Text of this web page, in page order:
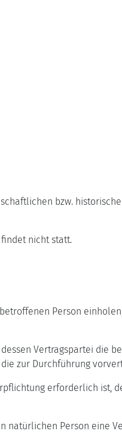
bzw.
nicht statt.
Person einholen,
Vertragspartei die
die zur Durchführung
erforderlich ist,
natürlichen Person eine